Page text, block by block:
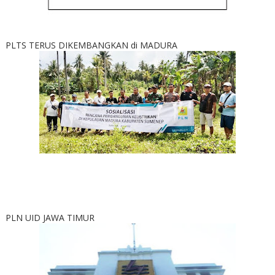
PLTS TERUS DIKEMBANGKAN di MADURA
PLN UID JAWA TIMUR